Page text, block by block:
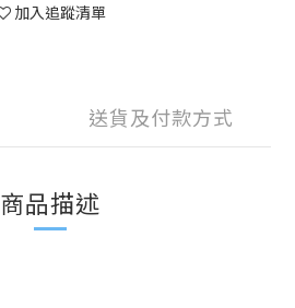
加入追蹤清單
送貨及付款方式
商品描述